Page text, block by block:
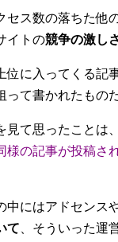
セス数の落ちた他
イトの競争の激し
位に入ってくる記
って書かれたもの
見て思ったことは
様の記事が投稿さ
中にはアドセンス
て 、そういった運